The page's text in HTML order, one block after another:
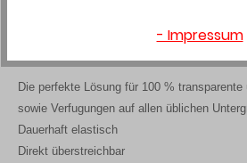
Produktinformationen
Die perfekte Lösung für 100 %
sowie Verfugungen auf allen üblichen
Dauerhaft elastisch
Direkt überstreichbar
- Impressum